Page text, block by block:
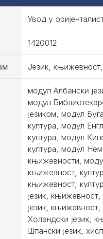
Увод у
1420012
Језик, књижевност,
модул Албански
модул
језиком, модул
култура, модул
култура, модул
култура, модул
књижевности,
књижевност,
књижевност,
језик,
језик,
Холандски језик,
Шпански језик,